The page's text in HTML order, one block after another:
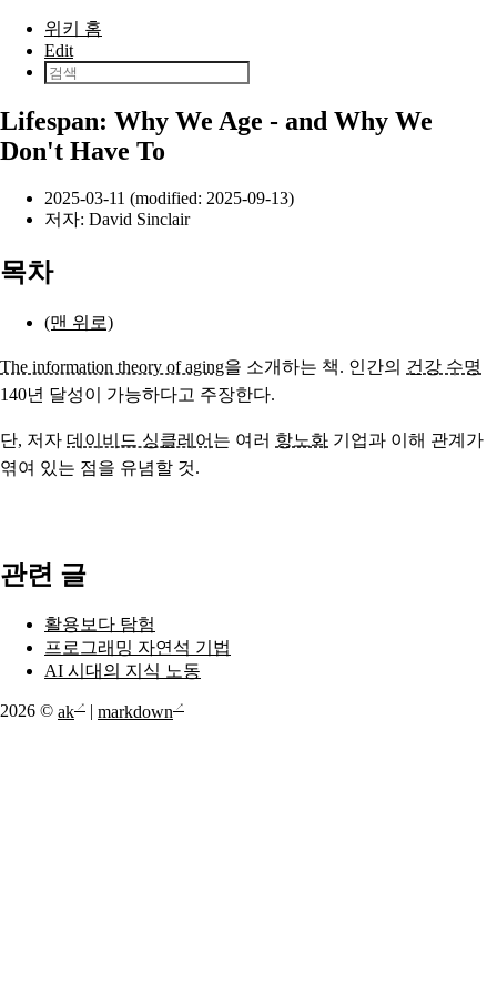
본문으로 건너뛰기
위키 홈
Edit
Lifespan: Why We Age - and Why We
Don't Have To
2025-03-11 (modified: 2025-09-13)
저자: David Sinclair
목차
(맨 위로)
The information theory of aging을 소개하는 책. 인간의 건강 수명
140년 달성이 가능하다고 주장한다.
단, 저자 데이비드 싱클레어 는 여러 항노화 기업과 이해 관계가
엮여 있는 점을 유념할 것.
관련 글
활용보다 탐험
프로그래밍 자연석 기법
AI 시대의 지식 노동
2026 © ak markdown